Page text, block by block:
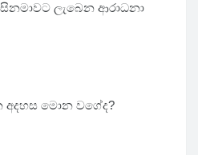
ලැබෙන ආරාධනා
අදහස මොන වගේද?